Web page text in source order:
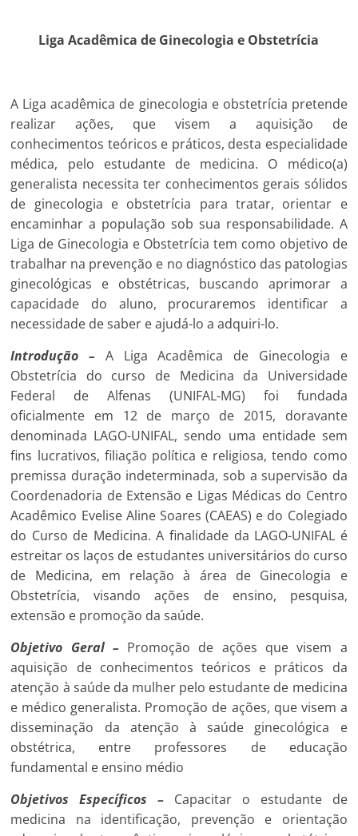
Liga Acadêmica de Ginecologia e Obstetrícia
A Liga acadêmica de ginecologia e obstetrícia pretende
realizar ações, que visem a aquisição de
conhecimentos teóricos e práticos, desta especialidade
médica, pelo estudante de medicina. O médico(a)
generalista necessitater conhecimentos gerais sólidos
de ginecologia e obstetrícia para tratar, orientar e
encaminhar a população sob sua responsabilidade. A
Liga de Ginecologia e Obstetrícia tem como objetivo de
trabalhar na prevenção e no diagnóstico das patologias
ginecológicas e obstétricas, buscando aprimorar a
capacidade do aluno, procuraremos identificar a
necessidade de saber e ajudá-lo a adquiri-lo.
Introdução – A Liga Acadêmica de Ginecologia e
Obstetrícia do curso de Medicina da Universidade
Federal de Alfenas (UNIFAL-MG) foi fundada
oficialmente em 12 de março de 2015, doravante
denominada LAGO-UNIFAL, sendo uma entidade sem
fins lucrativos, filiação política e religiosa, tendo como
premissa duração indeterminada, sob a supervisão da
Coordenadoria de Extensão e Ligas Médicas do Centro
Acadêmico Evelise Aline Soares (CAEAS) e do Colegiado
do Curso de Medicina. A finalidade da LAGO-UNIFAL é
estreitar os laços de estudantes universitários do curso
de Medicina, em relação à área de Ginecologia e
Obstetrícia, visando ações de ensino, pesquisa,
extensão e promoção da saúde.
Objetivo Geral– Promoção de ações que visem a
aquisição de conhecimentos teóricos e práticos da
atenção à saúde da mulher pelo estudante de medicina
e médico generalista. Promoção de ações, que visem a
disseminação da atenção à saúde ginecológica e
obstétrica, entre professores de educação
fundamental e ensino médio
Objetivos Específicos – Capacitar o estudante de
medicina na identificação, prevenção e orientação